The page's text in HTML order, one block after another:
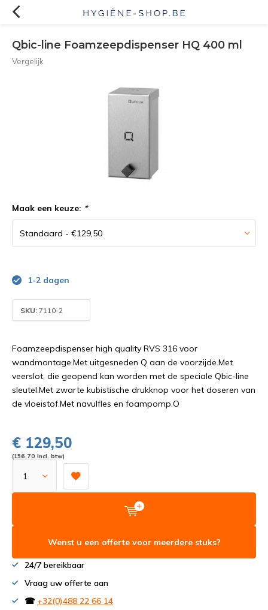
Qbic-line Foamzeepdispenser HQ 400 ml
Vergelijk
Maak een keuze: *
1-2 dagen
SKU: 7110-2
Foamzeepdispenser high quality RVS 316 voor
wandmontage.Met uitgesneden Q aan de voorzijde.Met
veerslot, die geopend kan worden met de speciale Qbic-line
sleutel.Met zwarte kubistische drukknop voor het doseren van
de vloeistof.Met navulfles en foampomp.O
€ 129,50
(156,70 Incl. btw)
Wenst u een offerte voor meerdere stuks?
24/7 bereikbaar
Vraag uw offerte aan
☎ +32(0)488 22 66 14